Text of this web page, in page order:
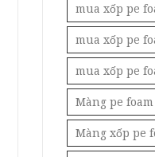
mua xốp pe
mua xốp pe
mua xốp pe
Màng pe foam
Màng xốp pe